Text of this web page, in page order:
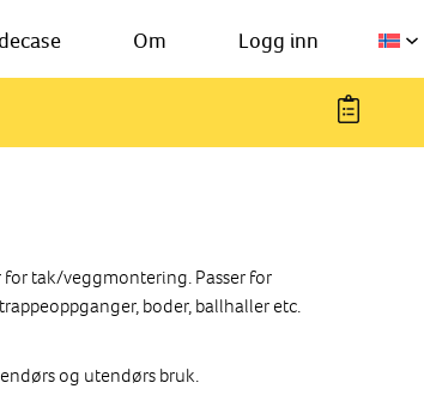
Om Logg inn
tak/veggmontering. Passer for
boder, ballhaller etc.
og utendørs bruk.